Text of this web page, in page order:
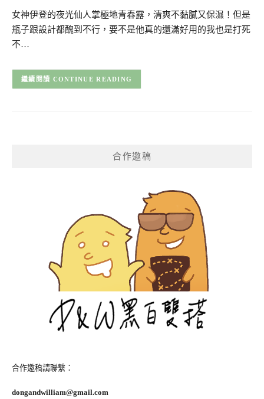
女神伊登的夜光仙人掌極地青春露，清爽不黏膩又保濕！但是
瓶子跟設計都醜到不行，要不是他真的還滿好用的我也是打死
不…
CONTINUE READING
合作邀稿
合作邀稿請聯繫：
dongandwilliam@gmail.com